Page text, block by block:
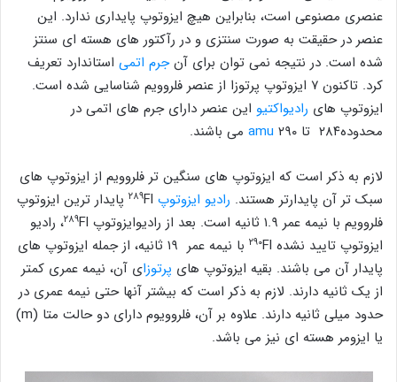
عنصری مصنوعی است، بنابراین هیچ ایزوتوپ پایداری ندارد. این
عنصر در حقیقت به صورت سنتزی و در رآکتور های هسته ‌ای سنتز
شده است. در نتیجه نمی ‌توان برای آنجرم اتمی استاندارد تعریف
کرد. تاکنون ۷ ایزوتوپ پرتوزا از عنصر فلروویم شناسایی شده است.
ایزوتوپ های رادیواکتیو این عنصر دارای جرم های اتمی در
محدوده۲۸۴ تا ۲۹۰
amu می باشند.
لازم به ذکر است که ایزوتوپ های سنگین تر فلروویم از ایزوتوپ های
سبک تر آن پایدارتر هستند. رادیو ایزوتوپ ۲۸۹ Fl پایدار ترین ایزوتوپ
فلروویم با نیمه عمر ۱.۹ ثانیه است. بعد از رادیوایزوتوپ
۲۸۹Fl، رادیو
ایزوتوپ تایید نشده
۲۹۰
Fl با نیمه عمر ۱۹ ثانیه، از جمله ایزوتوپ های
پایدار آن می باشند. بقیه ایزوتوپ های پرتوزای آن، نیمه عمری کمتر
از یک ثانیه دارند. لازم به ذکر است که بیشتر آنها حتی نیمه عمری در
حدود میلی ثانیه دارند. علاوه بر آن، فلروویوم دارای دو حالت متا (m)
یا ایزومر هسته ای نیز می باشد.